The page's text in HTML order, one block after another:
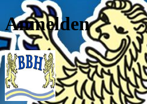
Anmelden